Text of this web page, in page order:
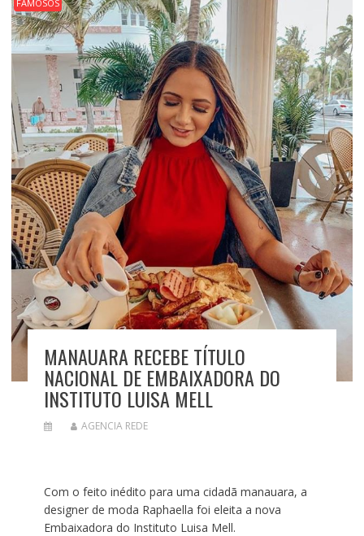
FAMOSOS
MANAUARA RECEBE TÍTULO
NACIONAL DE EMBAIXADORA DO
INSTITUTO LUISA MELL
AGENCIA REDE
Com o feito inédito para uma cidadã manauara, a
designer de moda Raphaella foi eleita a nova
Embaixadora do Instituto Luisa Mell.